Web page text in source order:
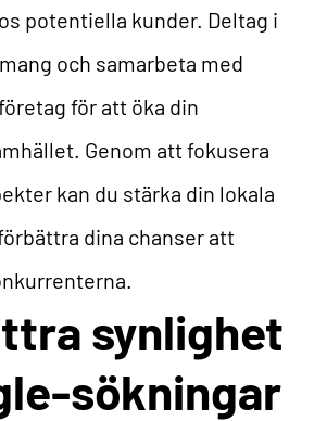
potentiella kunder. Deltag i
och samarbeta med
för att öka din
Genom att fokusera
kan du stärka din lokala
dina chanser att
synlighet
sökningar